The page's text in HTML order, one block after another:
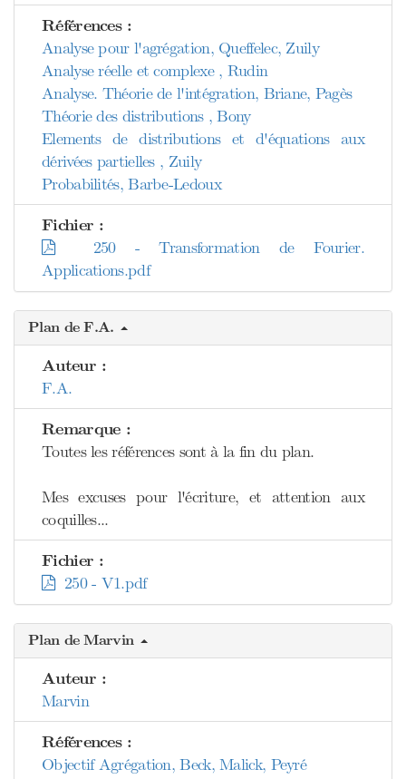
Références :
Analyse pour l'agrégation, Queffelec, Zuily
Analyse réelle et complexe , Rudin
Analyse. Théorie de l'intégration, Briane, Pagès
Théorie des distributions , Bony
Elements de distributions et d'équations aux
dérivées partielles , Zuily
Probabilités, Barbe-Ledoux
Fichier :
250 - Transformation de Fourier.
Applications.pdf
Plan de F.A.
Auteur :
F.A.
Remarque :
Toutes les références sont à la fin du plan.
Mes excuses pour l'écriture, et attention aux
coquilles...
Fichier :
250 - V1.pdf
Plan de Marvin
Auteur :
Marvin
Références :
Objectif Agrégation, Beck, Malick, Peyré